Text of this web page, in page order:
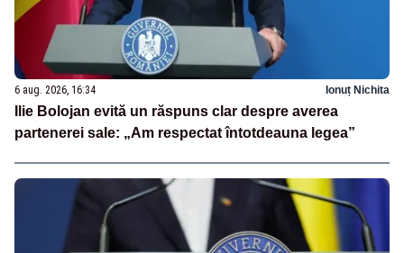
6 aug. 2026, 16:34 Ionuț Nichita
Ilie Bolojan evită un răspuns clar despre averea
partenerei sale: „Am respectat întotdeauna legea”